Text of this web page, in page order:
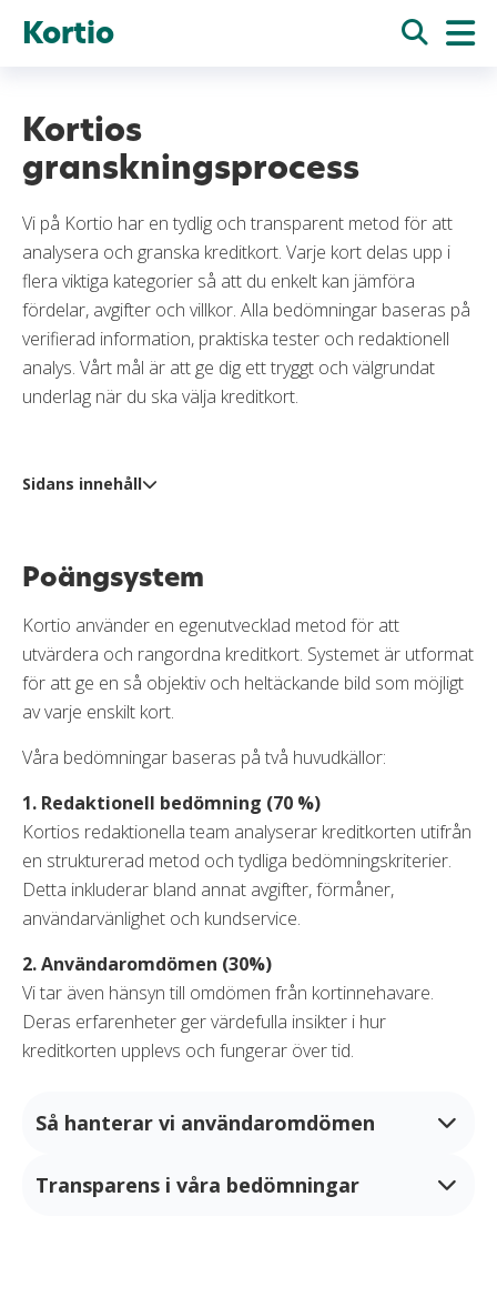
Kortio
Kortios
granskningsprocess
Vi på Kortio har en tydlig och transparent metod för att
analysera och granska kreditkort. Varje kort delas upp i
flera viktiga kategorier så att du enkelt kan jämföra
fördelar, avgifter och villkor. Alla bedömningar baseras på
verifierad information, praktiska tester och redaktionell
analys. Vårt mål är att ge dig ett tryggt och välgrundat
underlag när du ska välja kreditkort.
Sidans innehåll
Bedömningskriterier
Vad gör Kortios bedömningssystem unikt?
Ansvarsfull kreditkortsanvändning
Frågor och svar
Poängsystem
Kortio använder en egenutvecklad metod för att
utvärdera och rangordna kreditkort. Systemet är utformat
för att ge en så objektiv och heltäckande bild som möjligt
av varje enskilt kort.
Våra bedömningar baseras på två huvudkällor:
1. Redaktionell bedömning (70 %)
Kortios redaktionella team analyserar kreditkorten utifrån
en strukturerad metod och tydliga bedömningskriterier.
Detta inkluderar bland annat avgifter, förmåner,
användarvänlighet och kundservice.
2. Användaromdömen (30%)
Vi tar även hänsyn till omdömen från kortinnehavare.
Deras erfarenheter ger värdefulla insikter i hur
kreditkorten upplevs och fungerar över tid.
Så hanterar vi användaromdömen
Alla omdömen ger inte alltid en rättvis bild av en
Transparens i våra bedömningar